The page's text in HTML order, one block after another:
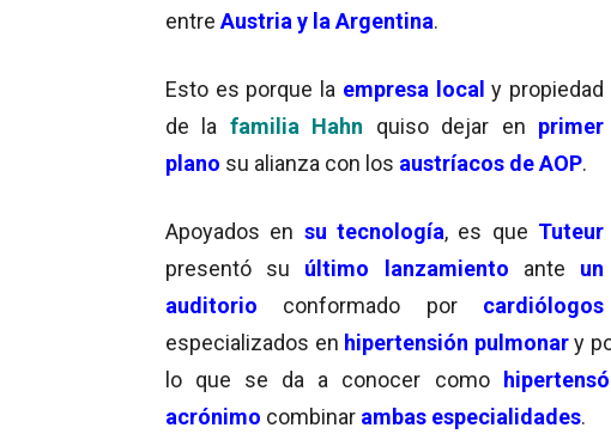
entre Austria y la Argentina.
Esto es porque la empresa local y propiedad
de la familia Hahn quiso dejar en primer
plano su alianza con los austríacos de AOP.
Apoyados en su tecnología, es que Tuteur
presentó su último lanzamiento ante un
auditorio
conformado por cardiólogos
especializados en hipertensión pulmonary
lo que se da a conocer como
acrónimo combinar ambas especialidades.